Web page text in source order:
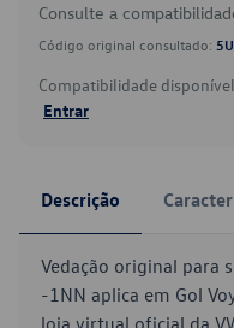
Consulte a
Código original consultado:
Compatibilidade
Entrar
Descrição
Vedação original para
-1NN aplica em Gol
loja virtual oficial da